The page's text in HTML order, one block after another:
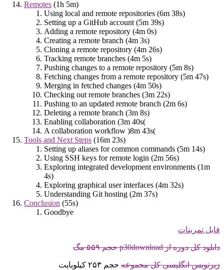
Remotes (1h 5m)
Using local and remote repositories (6m 38s)
Setting up a GitHub account (5m 39s)
Adding a remote repository (4m 0s)
Creating a remote branch (4m 3s)
Cloning a remote repository (4m 26s)
Tracking remote branches (4m 5s)
Pushing changes to a remote repository (5m 8s)
Fetching changes from a remote repository (5m 47s)
Merging in fetched changes (4m 50s)
Checking out remote branches (3m 22s)
Pushing to an updated remote branch (2m 6s)
Deleting a remote branch (3m 8s)
Enabling collaboration (3m 40s(
A collaboration workflow )8m 43s(
Tools and Next Steps (16m 23s)
Setting up aliases for common commands (5m 14s)
Using SSH keys for remote login (2m 56s)
Exploring integrated development environments (1m
4s)
Exploring graphical user interfaces (4m 32s)
Understanding Git hosting (2m 37s)
Conclusion (55s)
Goodbye
فایل تمرینات
دانلود کل دوره از p30download حجم ۵۵۹ مگ
زیرنویس انگلیسی کل مجموعه حجم ۲۵۳ کیلوبایت